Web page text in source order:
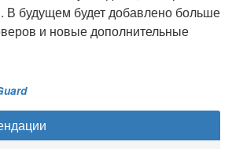
В будущем будет добавлено больше
и новые дополнительные